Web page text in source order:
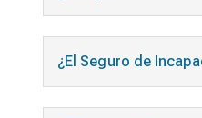
¿El Seguro de